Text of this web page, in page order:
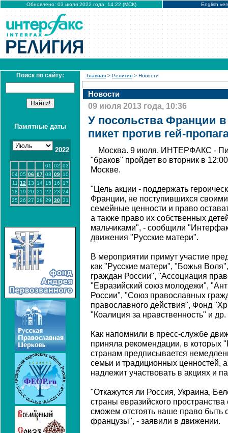
Обновлено: 03 июля 2022 года, 14:22 (МСК) English
Поиск по сайту:
Памятные даты
2022
01 02 03
04 05 06 07 08 09 10
11 12 13 14 15 16
17
18 19 20 21 22 23 24
25 26 27 28 29 30 31
Главная > Религия > Новости
Новости
09 июля 2013 года, 10:36
У посольства Франции
пикет против гей-
Москва. 9 июля. ИНТЕРФАКС -
"браков" пройдет во вторник в
Москве.
"Цель акции - поддержать
Франции, не поступившихся
семейные ценности и право
а также право их собственных
мальчиками", - сообщили
движения "Русские матери".
В мероприятии примут участие
как "Русские матери", "Божья
граждан России", "Ассоциация
"Евразийский союз молодежи",
России", "Союз православных
православного действия", Фонд
"Коалиция за нравственность" и др.
Как напомнили в пресс-службе
приняла рекомендации, в которых
странам предписывается
семьи и традиционных ценностей,
надлежит участвовать в акциях и
"Откажутся ли Россия, Украина,
страны евразийского
сможем отстоять наше право быть
французы", - заявили в движении.